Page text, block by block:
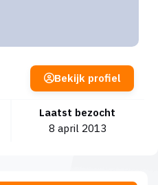
Laatst bezocht
8 april 2013
Bekijk profiel